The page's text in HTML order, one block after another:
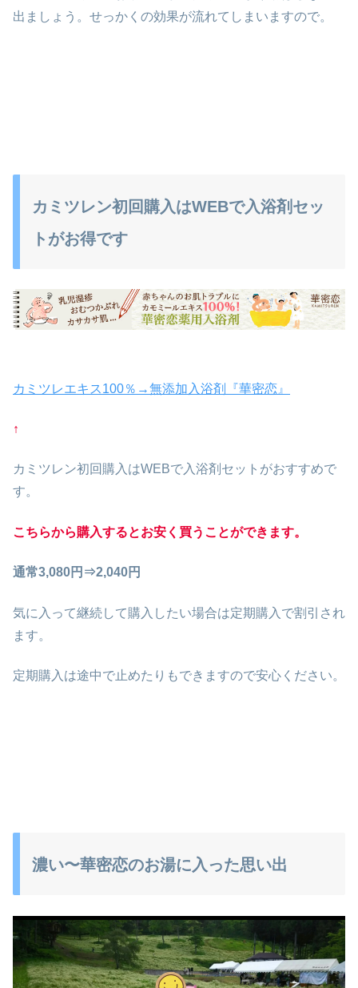
出ましょう。せっかくの効果が流れてしまいますので。
カミツレン初回購入はWEBで入浴剤セッ
トがお得です
カミツレエキス100％→無添加入浴剤『華密恋』
↑
カミツレン初回購入はWEBで入浴剤セットがおすすめで
す。
こちらから購入するとお安く買うことができます。
通常3,080円⇒2,040円
気に入って継続して購入したい場合は定期購入で割引され
ます。
定期購入は途中で止めたりもできますので安心ください。
濃い〜華密恋のお湯に入った思い出